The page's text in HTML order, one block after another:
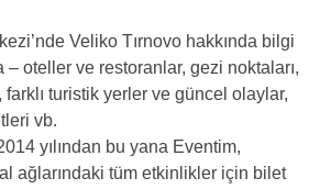
Veliko Tırnovo hakkında bilgi
oteller ve restoranlar, gezi noktaları,
farklı turistik yerler ve güncel olaylar,
vb.
yılından bu yana Eventim,
ağlarındaki tüm etkinlikler için bilet